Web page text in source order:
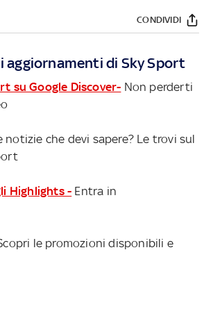
CONDIVIDI
aggiornamenti di Sky Sport
su Google Discover- Non perderti
notizie che devi sapere? Le trovi sul
Highlights - Entra in
le promozioni disponibili e